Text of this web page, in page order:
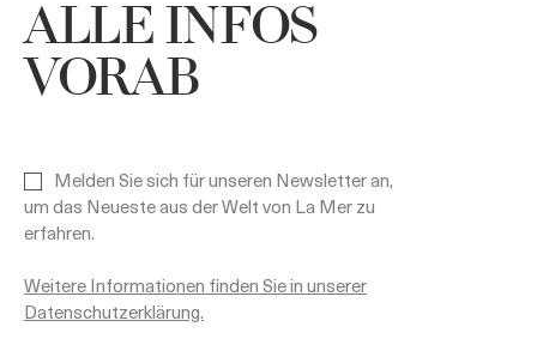
ALLE INFOS
VORAB
Melden Sie sich für unseren Newsletter an,
um das Neueste aus der Welt von La Mer zu
erfahren.
Weitere Informationen finden Sie in unserer
Datenschutzerklärung.